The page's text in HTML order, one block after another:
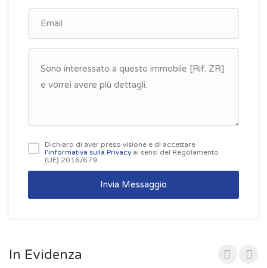
Dichiaro di aver preso visione e di accettare
l'informativa sulla Privacy ai sensi del Regolamento
(UE) 2016/679.
Invia Messaggio
In Evidenza